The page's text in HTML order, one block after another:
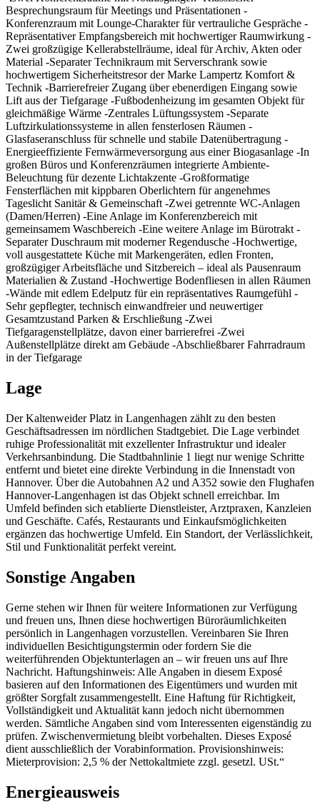
Besprechungsraum für Meetings und Präsentationen -
Konferenzraum mit Lounge-Charakter für vertrauliche Gespräche -
Repräsentativer Empfangsbereich mit hochwertiger Raumwirkung -
Zwei großzügige Kellerabstellräume, ideal für Archiv, Akten oder
Material -Separater Technikraum mit Serverschrank sowie
hochwertigem Sicherheitstresor der Marke Lampertz Komfort &
Technik -Barrierefreier Zugang über ebenerdigen Eingang sowie
Lift aus der Tiefgarage -Fußbodenheizung im gesamten Objekt für
gleichmäßige Wärme -Zentrales Lüftungssystem -Separate
Luftzirkulationssysteme in allen fensterlosen Räumen -
Glasfaseranschluss für schnelle und stabile Datenübertragung -
Energieeffiziente Fernwärmeversorgung aus einer Biogasanlage -In
großen Büros und Konferenzräumen integrierte Ambiente-
Beleuchtung für dezente Lichtakzente -Großformatige
Fensterflächen mit kippbaren Oberlichtern für angenehmes
Tageslicht Sanitär & Gemeinschaft -Zwei getrennte WC-Anlagen
(Damen/Herren) -Eine Anlage im Konferenzbereich mit
gemeinsamem Waschbereich -Eine weitere Anlage im Bürotrakt -
Separater Duschraum mit moderner Regendusche -Hochwertige,
voll ausgestattete Küche mit Markengeräten, edlen Fronten,
großzügiger Arbeitsfläche und Sitzbereich – ideal als Pausenraum
Materialien & Zustand -Hochwertige Bodenfliesen in allen Räumen
-Wände mit edlem Edelputz für ein repräsentatives Raumgefühl -
Sehr gepflegter, technisch einwandfreier und neuwertiger
Gesamtzustand Parken & Erschließung -Zwei
Tiefgaragenstellplätze, davon einer barrierefrei -Zwei
Außenstellplätze direkt am Gebäude -Abschließbarer Fahrradraum
in der Tiefgarage
Lage
Der Kaltenweider Platz in Langenhagen zählt zu den besten
Geschäftsadressen im nördlichen Stadtgebiet. Die Lage verbindet
ruhige Professionalität mit exzellenter Infrastruktur und idealer
Verkehrsanbindung. Die Stadtbahnlinie 1 liegt nur wenige Schritte
entfernt und bietet eine direkte Verbindung in die Innenstadt von
Hannover. Über die Autobahnen A2 und A352 sowie den Flughafen
Hannover-Langenhagen ist das Objekt schnell erreichbar. Im
Umfeld befinden sich etablierte Dienstleister, Arztpraxen, Kanzleien
und Geschäfte. Cafés, Restaurants und Einkaufsmöglichkeiten
ergänzen das hochwertige Umfeld. Ein Standort, der Verlässlichkeit,
Stil und Funktionalität perfekt vereint.
Sonstige Angaben
Gerne stehen wir Ihnen für weitere Informationen zur Verfügung
und freuen uns, Ihnen diese hochwertigen Büroräumlichkeiten
persönlich in Langenhagen vorzustellen. Vereinbaren Sie Ihren
individuellen Besichtigungstermin oder fordern Sie die
weiterführenden Objektunterlagen an – wir freuen uns auf Ihre
Nachricht. Haftungshinweis: Alle Angaben in diesem Exposé
basieren auf den Informationen des Eigentümers und wurden mit
größter Sorgfalt zusammengestellt. Eine Haftung für Richtigkeit,
Vollständigkeit und Aktualität kann jedoch nicht übernommen
werden. Sämtliche Angaben sind vom Interessenten eigenständig zu
prüfen. Zwischenvermietung bleibt vorbehalten. Dieses Exposé
dient ausschließlich der Vorabinformation. Provisionshinweis:
Mieterprovision: 2,5 % der Nettokaltmiete zzgl. gesetzl. USt.“
Energieausweis